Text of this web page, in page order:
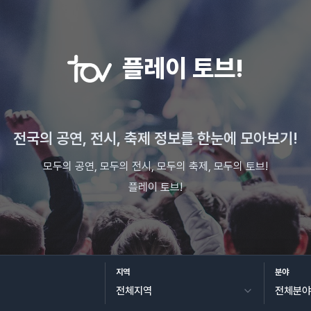
플레이 토브!
전국의 공연, 전시, 축제 정보를 한눈에 모아보기!
모두의 공연, 모두의 전시, 모두의 축제, 모두의 토브!
플레이 토브!
지역 분야